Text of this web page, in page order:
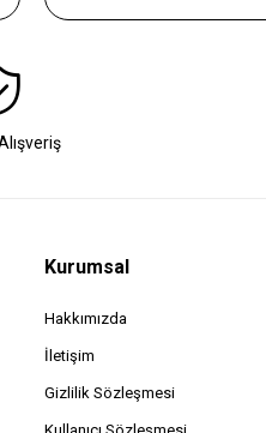
Kurumsal
Hakkımızda
İletişim
Gizlilik Sözleşmesi